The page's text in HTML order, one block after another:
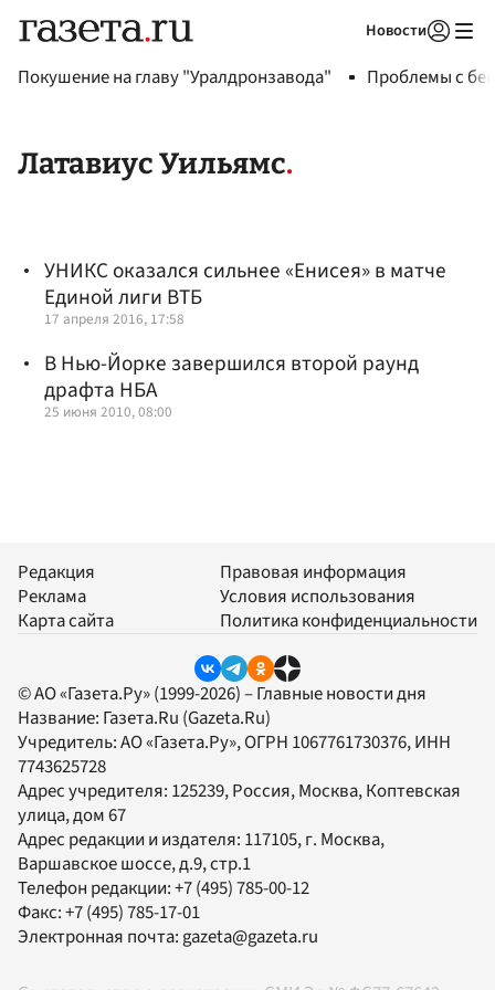
Новости
Покушение на главу "Уралдронзавода" Проблемы с
Латавиус Уильямс
УНИКС оказался сильнее «Енисея» в матче
Единой лиги ВТБ
17 апреля 2016, 17:58
В Нью-Йорке завершился второй раунд
драфта НБА
25 июня 2010, 08:00
Редакция
Реклама
Карта сайта
Правовая информация
Условия использования
Политика конфиденциальности
© АО «Газета.Ру» (1999-2026) – Главные новости дня
Название: Газета.Ru (Gazeta.Ru)
Учредитель:АО «Газета.Ру», ОГРН 1067761730376, ИНН
7743625728
Адрес учредителя: 125239, Россия, Москва, Коптевская
улица, дом 67
Адрес редакции и издателя: 117105, г. Москва,
Варшавское шоссе, д.9, стр.1
Телефон редакции:+7 (495) 785-00-12
Факс:+7 (495) 785-17-01
Электронная почта:gazeta@gazeta.ru